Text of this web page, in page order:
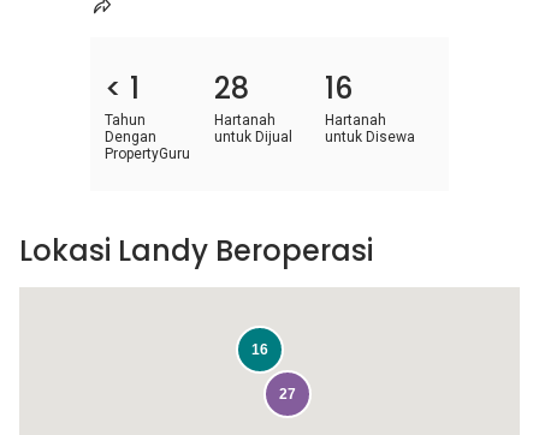
< 1
Tahun
Dengan
PropertyGuru
28
Hartanah
untuk Dijual
16
Hartanah
untuk Disewa
27
16
Lokasi Landy Beroperasi